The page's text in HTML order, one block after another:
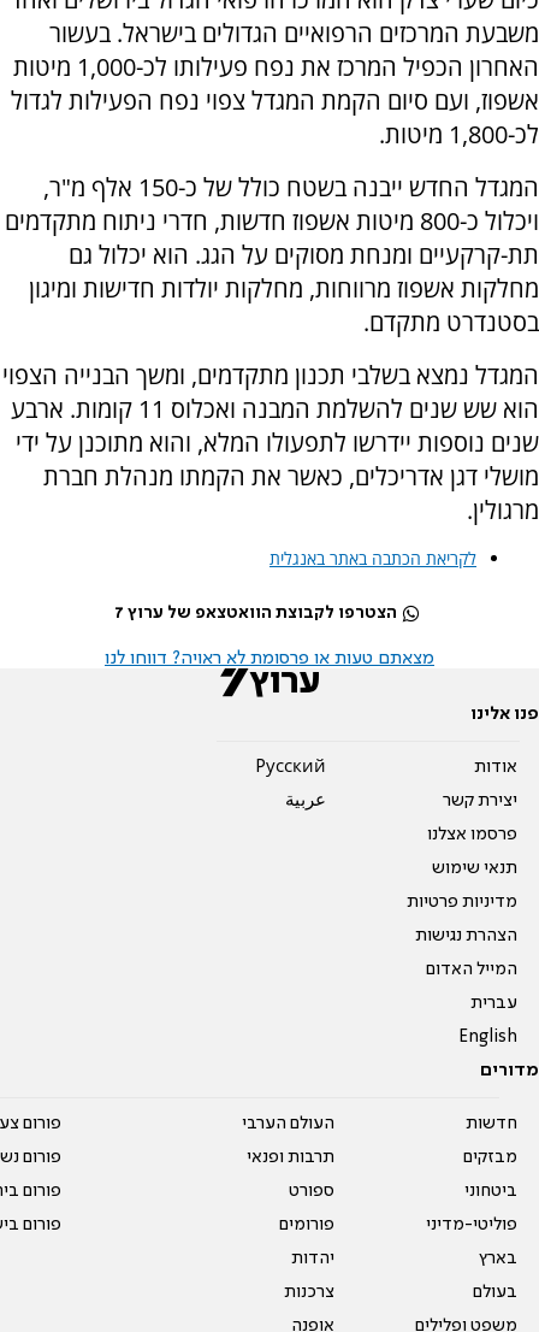
משבעת המרכזים הרפואיים הגדולים בישראל. בעשור
האחרון הכפיל המרכז את נפח פעילותו לכ-1,000 מיטות
אשפוז, ועם סיום הקמת המגדל צפוי נפח הפעילות לגדול
לכ-1,800 מיטות.
המגדל החדש ייבנה בשטח כולל של כ-150 אלף מ"ר,
ויכלול כ-800 מיטות אשפוז חדשות, חדרי ניתוח מתקדמים
תת-קרקעיים ומנחת מסוקים על הגג. הוא יכלול גם
מחלקות אשפוז מרווחות, מחלקות יולדות חדישות ומיגון
בסטנדרט מתקדם.
המגדל נמצא בשלבי תכנון מתקדמים, ומשך הבנייה הצפוי
הוא שש שנים להשלמת המבנה ואכלוס 11 קומות. ארבע
שנים נוספות יידרשו לתפעולו המלא, והוא מתוכנן על ידי
מושלי דגן אדריכלים, כאשר את הקמתו מנהלת חברת
מרגולין.
לקריאת הכתבה באתר באנגלית
הצטרפו לקבוצת הוואטצאפ של ערוץ 7
מצאתם טעות או פרסומת לא ראויה? דווחו לנו
פנו אלינו
אודות
יצירת קשר
פרסמו אצלנו
תנאי שימוש
מדיניות פרטיות
הצהרת נגישות
המייל האדום
עברית
English
Pусский
عربية
מדורים
חדשות
מבזקים
ביטחוני
פוליטי-מדיני
בארץ
בעולם
משפט ופלילים
העולם הערבי
תרבות ופנאי
ספורט
פורומים
יהדות
צרכנות
אופנה
פורום
פורום
פורום
פורום